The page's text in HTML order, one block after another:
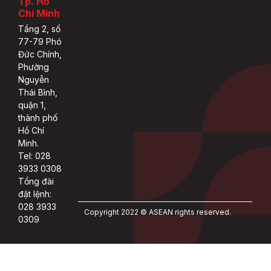
Chí Minh
Tầng 2, số
77-79 Phó
Đức Chính,
Phường
Nguyễn
Thái Bình,
quận 1,
thành phố
Hồ Chí
Minh.
Tel: 028
3933 0308
Tổng đài
đặt lệnh:
028 3933
0309
Copyright 2022 © ASEAN rights reserved.